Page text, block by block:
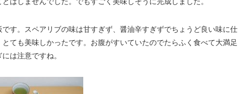
です。スペアリブの味は甘すぎず、醤油辛すぎずでちょうど良い味に仕
とても美味しかったです。お腹がすいていたのでたらふく食べて大満足
は注意ですね。